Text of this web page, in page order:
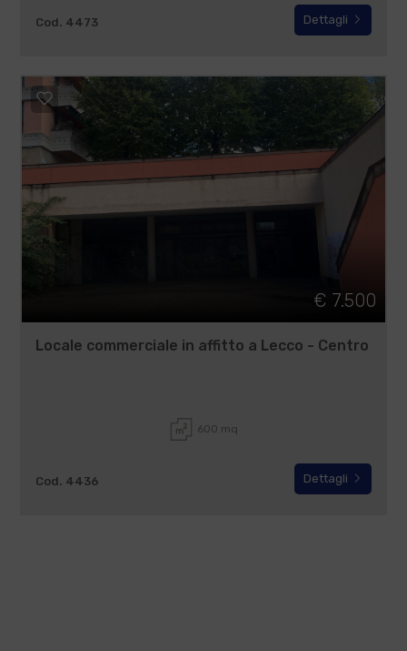
Cod. 4473 Dettagli
€ 7.500
Locale commerciale in affitto a Lecco - Centro
600 mq
Cod. 4436 Dettagli